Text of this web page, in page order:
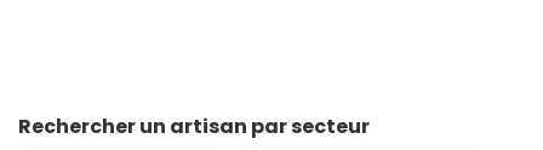
Rechercher un artisan par secteur